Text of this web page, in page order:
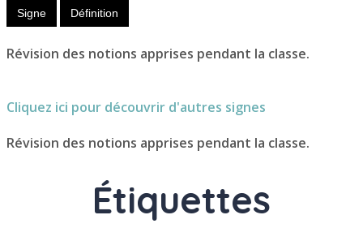
Signe Définition
Révision des notions apprises pendant la classe.
Cliquez ici pour découvrir d'autres signes
Révision des notions apprises pendant la classe.
Étiquettes